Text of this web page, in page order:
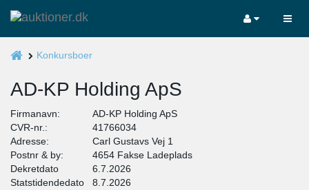
Konkursboer
AD-KP Holding ApS
Firmanavn:
AD-KP Holding ApS
CVR-nr.:
41766034
Adresse:
Carl Gustavs Vej 1
Postnr & by:
4654 Fakse Ladeplads
Dekretdato
6.7.2026
Statstidendedato
8.7.2026